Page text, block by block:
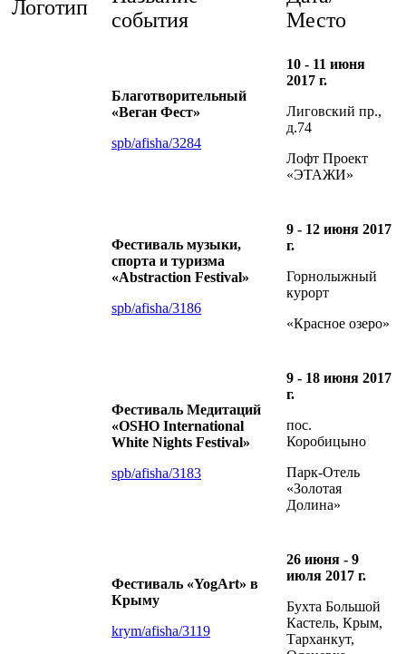
Логотип
события
Место
Благотворительный
«Веган Фест»
spb/afisha/3284
10 - 11 июня
2017 г.
Лиговский пр.,
д.74
Лофт Проект
«ЭТАЖИ»
Фестиваль музыки,
спорта и туризма
«Abstraction Festival»
spb/afisha/3186
9 - 12 июня 2017
г.
Горнолыжный
курорт
«Красное озеро»
Фестиваль Медитаций
«OSHO International
White Nights Festival»
spb/afisha/3183
9 - 18 июня 2017
г.
пос.
Коробицыно
Парк-Отель
«Золотая
Долина»
Фестиваль «YogArt» в
Крыму
krym/afisha/3119
26 июня - 9
июля 2017 г.
Бухта Большой
Кастель, Крым,
Тарханкут,